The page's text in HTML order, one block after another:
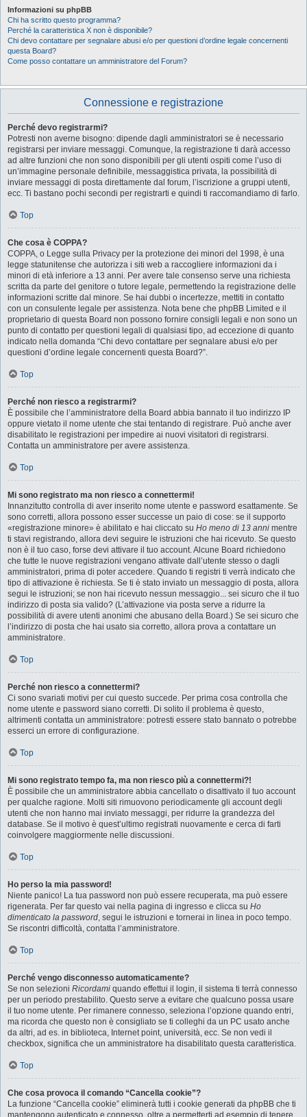
Informazioni su phpBB
Chi ha scritto questo programma?
Perché la caratteristica X non è disponibile?
Chi devo contattare per segnalare abusi e/o per questioni d’ordine legale concernenti
questa Board?
Come posso contattare un amministratore del Forum?
Connessione e registrazione
Perché devo registrarmi?
Potresti non averne bisogno: dipende dagli amministratori se è necessario
registrarsi per inviare messaggi. Comunque, la registrazione ti darà accesso
ad altre funzioni che non sono disponibili per gli utenti ospiti come l’uso di
un’immagine personale definibile, messaggistica privata, la possibilità di
inviare messaggi di posta direttamente dal forum, l’iscrizione a gruppi utenti,
ecc. Ti bastano pochi secondi per registrarti e quindi ti raccomandiamo di farlo.
Top
Che cosa è COPPA?
COPPA, o Legge sulla Privacy per la protezione dei minori del 1998, è una
legge statunitense che autorizza i siti web a raccogliere informazioni da i
minori di età inferiore a 13 anni. Per avere tale consenso serve una richiesta
scritta da parte del genitore o tutore legale, permettendo la registrazione delle
informazioni scritte dal minore. Se hai dubbi o incertezze, mettiti in contatto
con un consulente legale per assistenza. Nota bene che phpBB Limited e il
proprietario di questa Board non possono fornire consigli legali e non sono un
punto di contatto per questioni legali di qualsiasi tipo, ad eccezione di quanto
indicato nella domanda “Chi devo contattare per segnalare abusi e/o per
questioni d’ordine legale concernenti questa Board?”.
Top
Perché non riesco a registrarmi?
È possibile che l’amministratore della Board abbia bannato il tuo indirizzo IP
oppure vietato il nome utente che stai tentando di registrare. Può anche aver
disabilitato le registrazioni per impedire ai nuovi visitatori di registrarsi.
Contatta un amministratore per avere assistenza.
Top
Mi sono registrato ma non riesco a connettermi!
Innanzitutto controlla di aver inserito nome utente e password esattamente. Se
sono corretti, allora possono esser successe un paio di cose: se il supporto
«registrazione minore» è abilitato e hai cliccato su Ho meno di 13 anni mentre
ti stavi registrando, allora devi seguire le istruzioni che hai ricevuto. Se questo
non è il tuo caso, forse devi attivare il tuo account. Alcune Board richiedono
che tutte le nuove registrazioni vengano attivate dall’utente stesso o dagli
amministratori, prima di poter accedere. Quando ti registri ti verrà indicato che
tipo di attivazione è richiesta. Se ti è stato inviato un messaggio di posta, allora
segui le istruzioni; se non hai ricevuto nessun messaggio... sei sicuro che il tuo
indirizzo di posta sia valido? (L’attivazione via posta serve a ridurre la
possibilità di avere utenti anonimi che abusano della Board.) Se sei sicuro che
l’indirizzo di posta che hai usato sia corretto, allora prova a contattare un
amministratore.
Top
Perché non riesco a connettermi?
Ci sono svariati motivi per cui questo succede. Per prima cosa controlla che
nome utente e password siano corretti. Di solito il problema è questo,
altrimenti contatta un amministratore: potresti essere stato bannato o potrebbe
esserci un errore di configurazione.
Top
Mi sono registrato tempo fa, ma non riesco più a connettermi?!
È possibile che un amministratore abbia cancellato o disattivato il tuo account
per qualche ragione. Molti siti rimuovono periodicamente gli account degli
utenti che non hanno mai inviato messaggi, per ridurre la grandezza del
database. Se il motivo è quest’ultimo registrati nuovamente e cerca di farti
coinvolgere maggiormente nelle discussioni.
Top
Ho perso la mia password!
Niente panico! La tua password non può essere recuperata, ma può essere
rigenerata. Per far questo vai nella pagina di ingresso e clicca su Ho
dimenticato la password, segui le istruzioni e tornerai in linea in poco tempo.
Se riscontri difficoltà, contatta l’amministratore.
Top
Perché vengo disconnesso automaticamente?
Se non selezioni Ricordami quando effettui il login, il sistema ti terrà connesso
per un periodo prestabilito. Questo serve a evitare che qualcuno possa usare
il tuo nome utente. Per rimanere connesso, seleziona l’opzione quando entri,
ma ricorda che questo non è consigliato se ti colleghi da un PC usato anche
da altri, ad es. in biblioteca, Internet point, università, ecc. Se non vedi il
checkbox, significa che un amministratore ha disabilitato questa caratteristica.
Top
Che cosa provoca il comando “Cancella cookie”?
La funzione “Cancella cookie” eliminerà tutti i cookie generati da phpBB che ti
mantengono autenticato e connesso, oltre a permetterti ad esempio di tenere